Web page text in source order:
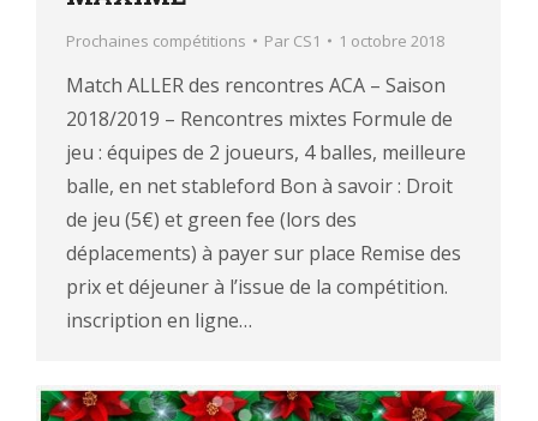
Prochaines compétitions Par CS1 1 octobre 2018
Match ALLER des rencontres ACA – Saison
2018/2019 – Rencontres mixtes Formule de
jeu : équipes de 2 joueurs, 4 balles, meilleure
balle, en net stableford Bon à savoir : Droit
de jeu (5€) et green fee (lors des
déplacements) à payer sur place Remise des
prix et déjeuner à l’issue de la compétition.
inscription en ligne…